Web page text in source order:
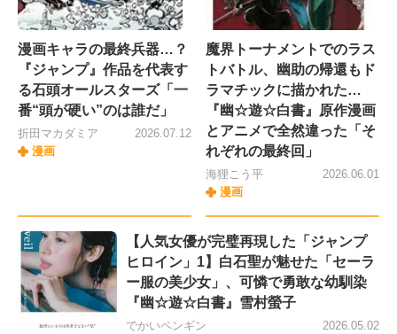
漫画キャラの最終兵器…？
『ジャンプ』作品を代表す
る石頭オールスターズ「一
番“頭が硬い”のは誰だ」
折田マカダミア
漫画
2026.07.12
魔界トーナメントでのラス
トバトル、幽助の帰還もド
ラマチックに描かれた…
『幽☆遊☆白書』原作漫画
とアニメで全然違った「そ
れぞれの最終回」
海狸こう平
漫画
2026.06.01
【人気女優が完璧再現した「ジャンプ
ヒロイン」1】白石聖が魅せた「セーラ
ー服の美少女」、可憐で勇敢な幼馴染
『幽☆遊☆白書』雪村螢子
でかいペンギン
2026.05.02